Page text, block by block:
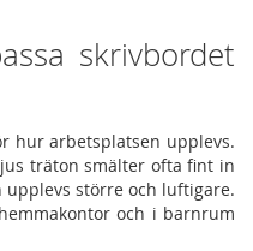
skrivbordet
hur arbetsplatsen upplevs.
träton smälter ofta fint in
större och luftigare.
och i barnrum